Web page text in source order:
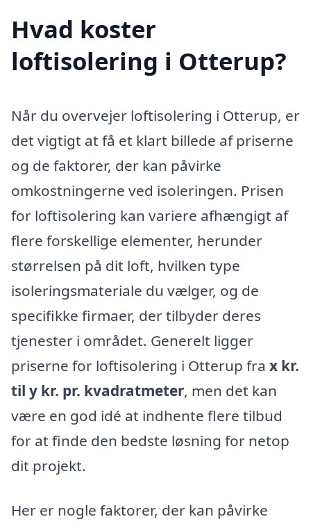
Hvad koster
loftisolering i Otterup?
Når du overvejer loftisolering i Otterup, er
det vigtigt at få et klart billede af priserne
og de faktorer, der kan påvirke
omkostningerne ved isoleringen. Prisen
for loftisolering kan variere afhængigt af
flere forskellige elementer, herunder
størrelsen på dit loft, hvilken type
isoleringsmateriale du vælger, og de
specifikke firmaer, der tilbyder deres
tjenester i området. Generelt ligger
priserne for loftisolering i Otterup fra x kr.
til y kr. pr. kvadratmeter, men det kan
være en god idé at indhente flere tilbud
for at finde den bedste løsning for netop
dit projekt.
Her er nogle faktorer, der kan påvirke